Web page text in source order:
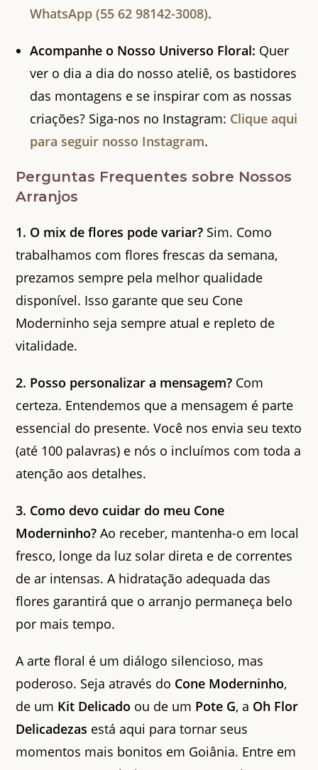
WhatsApp (55 62 98142-3008).
Acompanhe o Nosso Universo Floral: Quer
ver o dia a dia do nosso ateliê, os bastidores
das montagens e se inspirar com as nossas
criações? Siga-nos no Instagram: Clique aqui
para seguir nosso Instagram.
Perguntas Frequentes sobre Nossos
Arranjos
1. O mix de flores pode variar? Sim. Como
trabalhamos com flores frescas da semana,
prezamos sempre pela melhor qualidade
disponível. Isso garante que seu Cone
Moderninho seja sempre atual e repleto de
vitalidade.
2. Posso personalizar a mensagem? Com
certeza. Entendemos que a mensagem é parte
essencial do presente. Você nos envia seu texto
(até 100 palavras) e nós o incluímos com toda a
atenção aos detalhes.
3. Como devo cuidar do meu Cone
Moderninho? Ao receber, mantenha-o em local
fresco, longe da luz solar direta e de correntes
de ar intensas. A hidratação adequada das
flores garantirá que o arranjo permaneça belo
por mais tempo.
A arte floral é um diálogo silencioso, mas
poderoso. Seja através do Cone Moderninho,
de um Kit Delicado ou de um Pote G, a Oh Flor
Delicadezas está aqui para tornar seus
momentos mais bonitos em Goiânia. Entre em